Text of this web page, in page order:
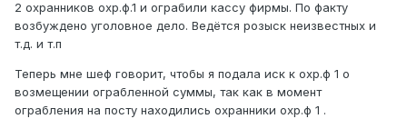
2 охранников охр.ф.1 и ограбили кассу фирмы. По факту
возбуждено уголовное дело. Ведётся розыск неизвестных и
т.д. и т.п
Теперь мне шеф говорит, чтобы я подала иск к охр.ф 1 о
возмещении ограбленной суммы, так как в момент
ограбления на посту находились охранники охр.ф 1 .